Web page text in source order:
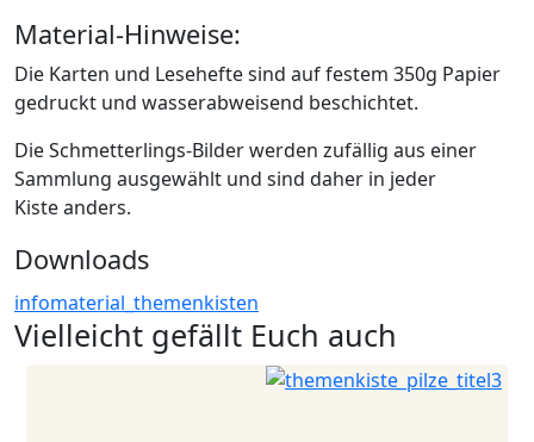
Material-Hinweise:
Die Karten und Lesehefte sind auf festem 350g Papier
gedruckt und wasserabweisend beschichtet.
Die Schmetterlings-Bilder werden zufällig aus einer
Sammlung ausgewählt und sind daher in jeder
Kiste anders.
Downloads
infomaterial_themenkisten
Vielleicht gefällt Euch auch